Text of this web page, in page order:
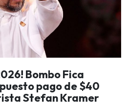
Bombo Fica
pago de $40
Stefan Kramer